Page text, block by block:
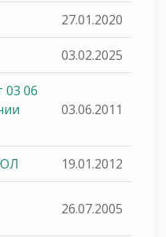
27.01.2020
03.02.2025
03 06
03.06.2011
19.01.2012
26.07.2005